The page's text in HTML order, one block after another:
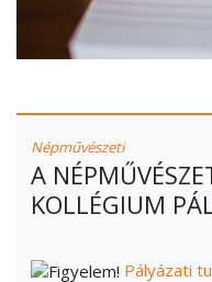
Népművészeti
A
KOLLÉGIUM
Pályázati